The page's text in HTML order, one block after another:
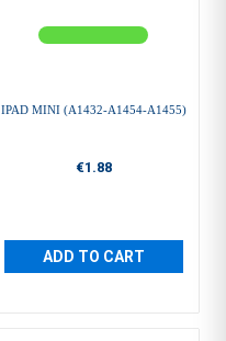
IPAD MINI (A1432-A1454-A1455)
€1.88
ADD TO CART